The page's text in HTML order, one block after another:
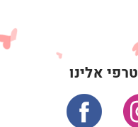
אלינו